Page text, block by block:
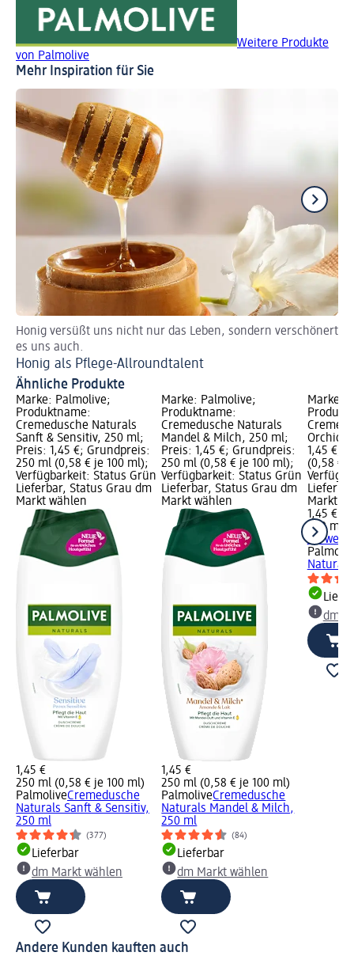
Weitere Produkte
von Palmolive
Mehr Inspiration für Sie
Honig versüßt uns nicht nur das Leben, sondern verschönert
es uns auch.
Honig als Pflege-Allroundtalent
Ähnliche Produkte
Marke: Palmolive;
Produktname:
Cremedusche Naturals
Sanft & Sensitiv, 250 ml;
Preis: 1,45 €; Grundpreis:
250 ml (0,58 € je 100 ml);
Verfügbarkeit: Status Grün
Lieferbar, Status Grau dm
Markt wählen
1,45 €
250 ml (0,58 € je 100 ml)
PalmoliveCremedusche
Naturals Sanft & Sensitiv,
250 ml
(377)
Lieferbar
dm Markt wählen
Marke: Palmolive;
Produktname:
Cremedusche Naturals
Mandel & Milch, 250 ml;
Preis: 1,45 €; Grundpreis:
250 ml (0,58 € je 100 ml);
Verfügbarkeit: Status Grün
Lieferbar, Status Grau dm
Markt wählen
1,45 €
250 ml (0,58 € je 100 ml)
PalmoliveCremedusche
Naturals Mandel & Milch,
250 ml
(84)
Lieferbar
dm Markt wählen
Marke:
1,45 €;
(0,58 €
Markt
1,45 €
250 ml
+ 1
dm
Andere Kunden kauften auch